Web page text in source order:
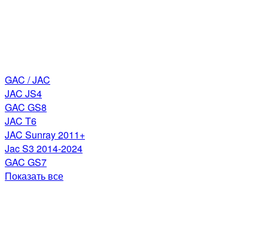
GAC / JAC
JAC JS4
GAC GS8
JAC T6
JAC Sunray 2011+
Jac S3 2014-2024
GAC GS7
Показать все